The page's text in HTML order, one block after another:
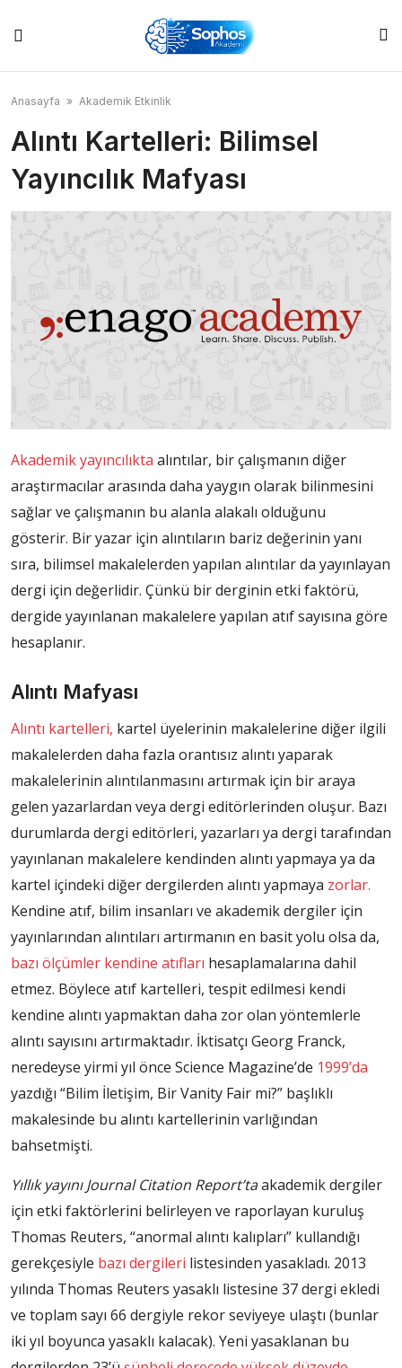
content
Anasayfa » Akademik Etkinlik
Alıntı Kartelleri: Bilimsel
Yayıncılık Mafyası
Akademik yayıncılıkta alıntılar, bir çalışmanın diğer
araştırmacılar arasında daha yaygın olarak bilinmesini
sağlar ve çalışmanın bu alanla alakalı olduğunu
gösterir. Bir yazar için alıntıların bariz değerinin yanı
sıra, bilimsel makalelerden yapılan alıntılar da yayınlayan
dergi için değerlidir. Çünkü bir derginin etki faktörü,
dergide yayınlanan makalelere yapılan atıf sayısına göre
hesaplanır.
Alıntı Mafyası
Alıntı kartelleri, kartel üyelerinin makalelerine diğer ilgili
makalelerden daha fazla orantısız alıntı yaparak
makalelerinin alıntılanmasını artırmak için bir araya
gelen yazarlardan veya dergi editörlerinden oluşur. Bazı
durumlarda dergi editörleri, yazarları ya dergi tarafından
yayınlanan makalelere kendinden alıntı yapmaya ya da
kartel içindeki diğer dergilerden alıntı yapmaya zorlar.
Kendine atıf, bilim insanları ve akademik dergiler için
yayınlarından alıntıları artırmanın en basit yolu olsa da,
bazı ölçümler kendine atıfları hesaplamalarına dahil
etmez. Böylece atıf kartelleri, tespit edilmesi kendi
kendine alıntı yapmaktan daha zor olan yöntemlerle
alıntı sayısını artırmaktadır. İktisatçı Georg Franck,
neredeyse yirmi yıl önce Science Magazine’de 1999’da
yazdığı “Bilim İletişim, Bir Vanity Fair mi?” başlıklı
makalesinde bu alıntı kartellerinin varlığından
bahsetmişti.
Yıllık yayını Journal Citation Report’taakademik dergiler
için etki faktörlerini belirleyen ve raporlayan kuruluş
Thomas Reuters, “anormal alıntı kalıpları” kullandığı
gerekçesiyle bazı dergileri listesinden yasakladı. 2013
yılında Thomas Reuters yasaklı listesine 37 dergi ekledi
ve toplam sayı 66 dergiyle rekor seviyeye ulaştı (bunlar
iki yıl boyunca yasaklı kalacak). Yeni yasaklanan bu